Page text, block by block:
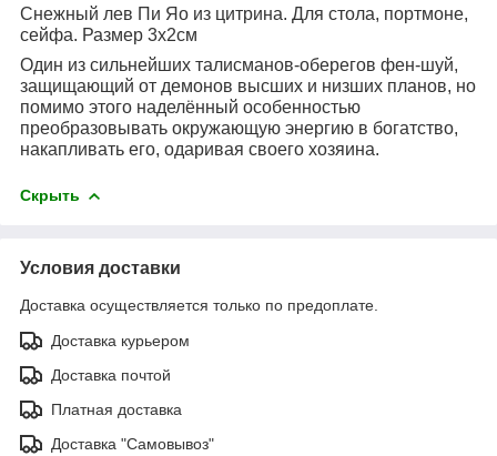
Снежный лев Пи Яо из цитрина. Для стола, портмоне,
сейфа. Размер 3х2см
Один из сильнейших талисманов-оберегов фен-шуй,
защищающий от демонов высших и низших планов, но
помимо этого наделённый особенностью
преобразовывать окружающую энергию в богатство,
накапливать его, одаривая своего хозяина.
Скрыть
Условия доставки
Доставка осуществляется только по предоплате.
Доставка курьером
Доставка почтой
Платная доставка
Доставка "Самовывоз"